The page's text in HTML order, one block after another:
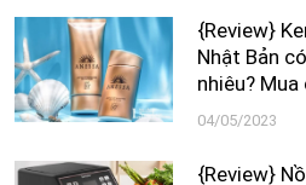
{Review}
Nhật Bản
nhiêu? Mua
04/05/2023
{Review}